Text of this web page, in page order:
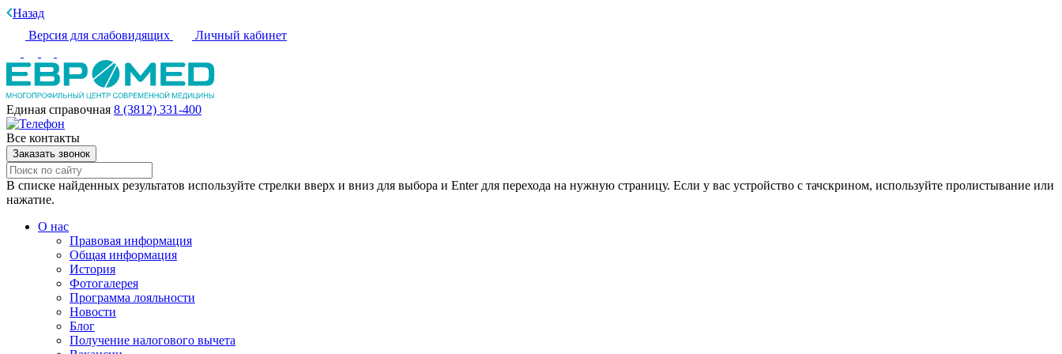
Назад
Версия для слабовидящих
Личный кабинет
Единая справочная 8 (3812) 331-400
Все контакты
Заказать звонок
В списке найденных результатов используйте стрелки вверх и вниз для выбора и Enter для перехода на нужную страницу. Если у вас устройство с тачскрином, используйте пролистывание или
нажатие.
О нас
Правовая информация
Общая информация
История
Фотогалерея
Программа лояльности
Новости
Блог
Получение налогового вычета